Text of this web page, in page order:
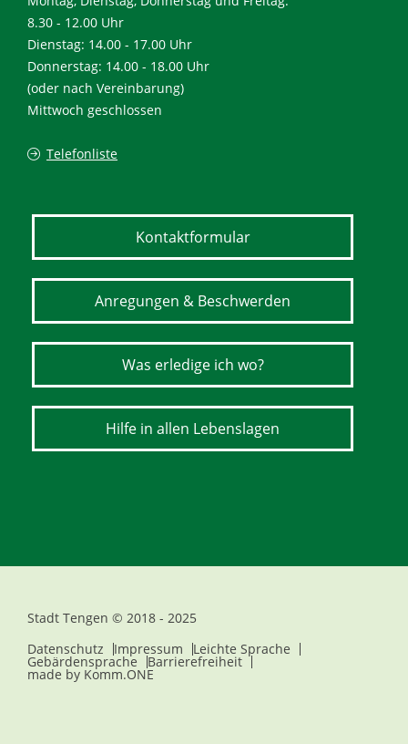
8.30 - 12.00 Uhr
Dienstag: 14.00 - 17.00 Uhr
Donnerstag: 14.00 - 18.00 Uhr
(oder nach Vereinbarung)
Mittwoch geschlossen
Telefonliste
Kontaktformular
Anregungen & Beschwerden
Was erledige ich wo?
Hilfe in allen Lebenslagen
Stadt Tengen © 2018 - 2025
Datenschutz
Impressum Leichte Sprache
Gebärdensprache Barrierefreiheit
made by Komm.ONE